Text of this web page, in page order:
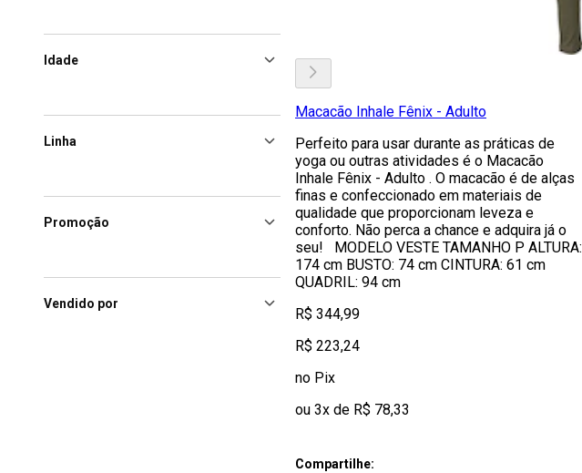
Idade
Linha
Promoção
Vendido por
Macacão Inhale Fênix - Adulto
Perfeito para usar durante as práticas de
yoga ou outras atividades é o Macacão
Inhale Fênix - Adulto . O macacão é de alças
finas e confeccionado em materiais de
qualidade que proporcionam leveza e
conforto. Não perca a chance e adquira já o
seu! MODELO VESTE TAMANHO P ALTURA:
174 cm BUSTO: 74 cm CINTURA: 61 cm
QUADRIL: 94 cm
R$ 344,99
R$ 223,24
no Pix
ou 3x de R$ 78,33
Compartilhe: